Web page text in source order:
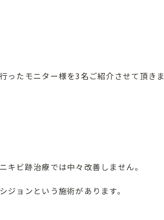
ったモニター様を3名ご紹介させて頂きま
ビ跡治療では中々改善しません。
ョンという施術があります。